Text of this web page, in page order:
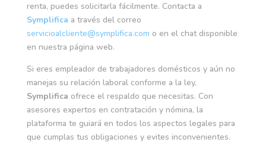
renta, puedes solicitarla fácilmente. Contacta a
Symplifica a través del correo
servicioalcliente@symplifica.com o en el chat disponible
en nuestra página web.
Si eres empleador de trabajadores domésticos y aún no
manejas su relación laboral conforme a la ley,
Symplifica ofrece el respaldo que necesitas. Con
asesores expertos en contratación y nómina, la
plataforma te guiará en todos los aspectos legales para
que cumplas tus obligaciones y evites inconvenientes.